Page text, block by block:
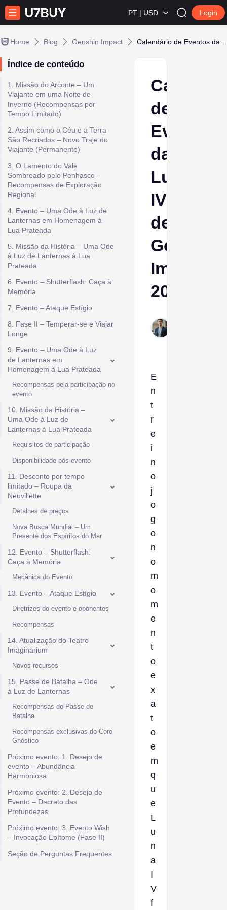
PT | USD Login
Home Blog Genshin Impact
Índice de conteúdo
1. Missão do Arconte – Um
Viajante em uma Noite de
Inverno (Recompensas por
Tempo Limitado)
2. Assim como o Céu e a Terra
São Recriados – Novo Traje do
Viajante (Permanente)
3. O Lamento do Vale
Sombreado pelo Penhasco –
Recompensas de Exploração
Regional
4. Evento – Uma Ode à Luz de
Lanternas em Homenagem à
Lua Prateada
5. Missão da História – Uma Ode
à Luz de Lanternas à Lua
Prateada
6. Evento – Shutterflash: Caça à
Memória
7. Evento – Ataque Estígio
8. Fase II – Temperar-se e Viajar
Longe
9. Evento – Uma Ode à Luz
de Lanternas em
Homenagem à Lua Prateada
Recompensas pela participação no
evento
10. Missão da História –
Uma Ode à Luz de
Lanternas à Lua Prateada
Requisitos de participação
Disponibilidade pós-evento
11. Desconto por tempo
limitado – Roupa da
Neuvillette
Detalhes de preços
Nova Busca Mundial – Um
Presente dos Espíritos do Mar
12. Evento – Shutterflash:
Caça à Memória
Mecânica do Evento
13. Evento – Ataque Estígio
Diretrizes do evento e oponentes
Recompensas
14. Atualização do Teatro
Imaginarium
Novos recursos
15. Passe de Batalha – Ode
à Luz de Lanternas
Recompensas do Passe de
Batalha
Recompensas exclusivas do Coro
Gnóstico
Próximo evento: 1. Desejo de
evento – Abundância
Harmoniosa
Próximo evento: 2. Desejo de
Evento – Decreto das
Profundezas
Próximo evento: 3. Evento Wish
– Invocação Epítome (Fase II)
Seção de Perguntas Frequentes
de
Eventos
da
Luna
IV
de
Genshin
Impact
2026
E
n
t
r
e
i
n
o
j
o
g
o
n
o
m
o
m
e
n
t
o
e
x
a
t
o
e
m
q
u
e
L
u
n
a
I
V
f